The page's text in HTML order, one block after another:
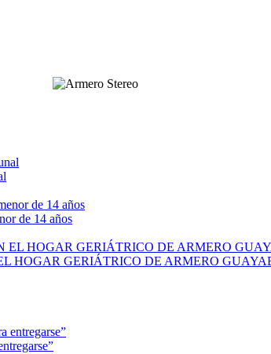
de 14 años
HOGAR GERIÁTRICO DE ARMERO